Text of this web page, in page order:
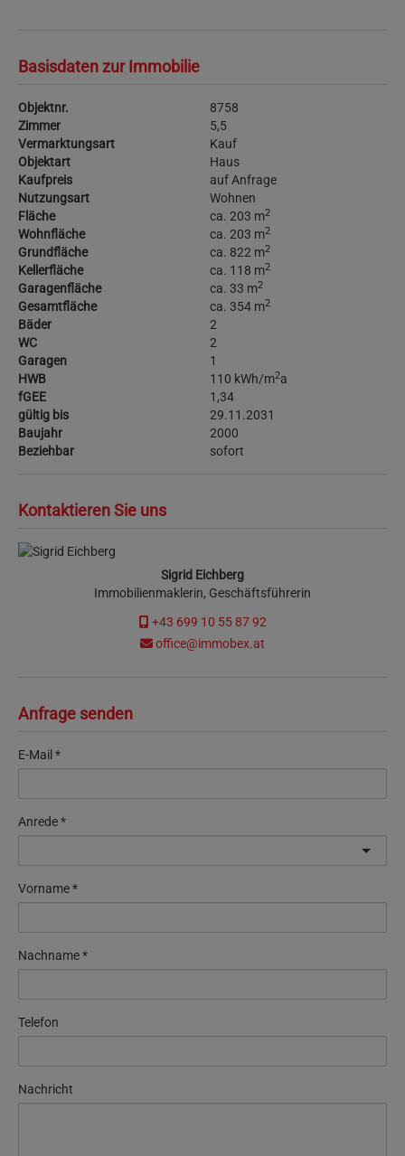
Basisdaten zur Immobilie
Objektnr.
8758
Zimmer
5,5
Vermarktungsart
Kauf
Objektart
Haus
Kaufpreis
auf Anfrage
Nutzungsart
Wohnen
Fläche
ca. 203 m2
Wohnfläche ca. 203 m2
Grundfläche ca. 822 m2
Kellerfläche ca. 118 m2
Garagenfläche ca. 33 m2
Gesamtfläche ca. 354 m2
Bäder
2
WC
2
Garagen
1
HWB
110 kWh/m2a
fGEE
1,34
gültig bis
29.11.2031
Baujahr
2000
Beziehbar
sofort
Kontaktieren Sie uns
Sigrid Eichberg
Immobilienmaklerin, Geschäftsführerin
+43 699 10 55 87 92
office@immobex.at
Anfrage senden
E-Mail
Anrede
Vorname
Nachname
Telefon
Nachricht